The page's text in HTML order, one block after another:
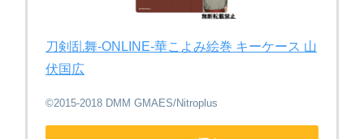
刀剣乱舞-ONLINE-華こよみ絵巻 キーケース 山
伏国広
©2015-2018 DMM GMAES/Nitroplus